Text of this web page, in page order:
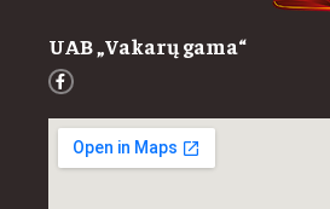
UAB „Vakarų gama“